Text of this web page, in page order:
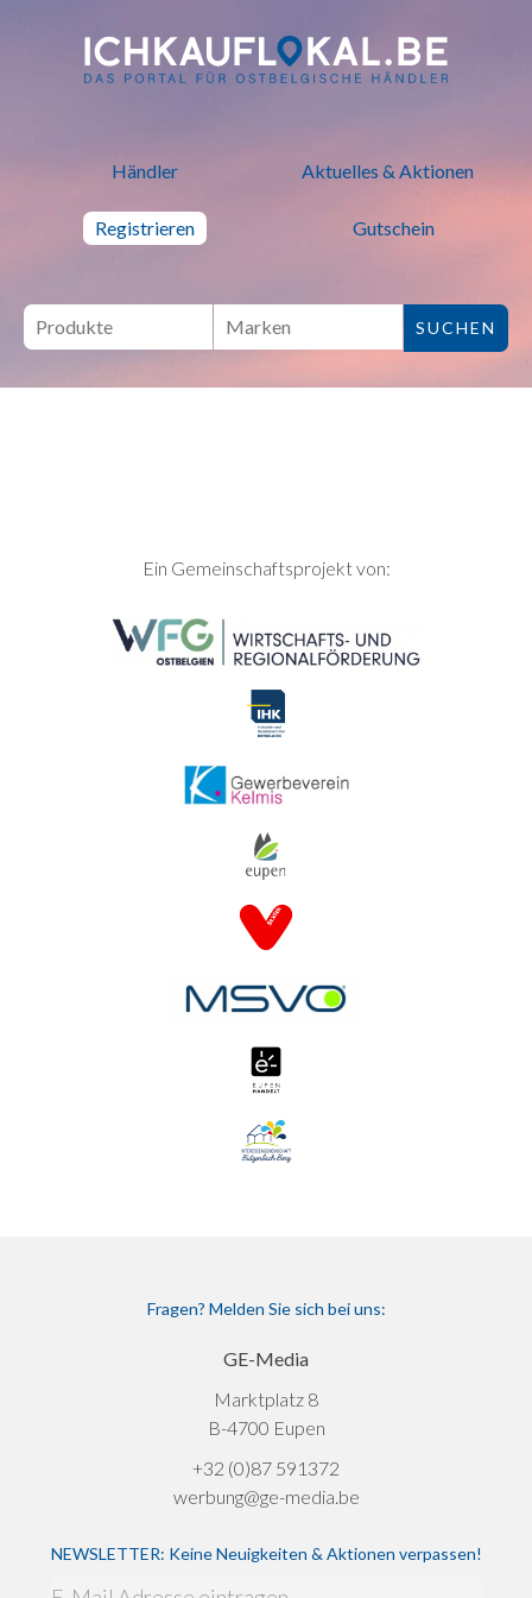
ich kauf lokal - Bei lokalen
Händler Aktuelles & Aktionen
Registrieren Gutschein
SEITENFUSSEin Gemeinschaftsprojekt von:
Fragen? Melden Sie sich bei uns:
GE-Media
Marktplatz 8
B-4700 Eupen
+32 (0)87 591372
werbung@ge-media.be
NEWSLETTER: Keine Neuigkeiten & Aktionen verpassen!